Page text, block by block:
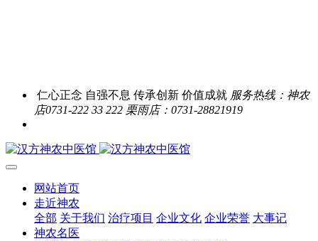
仁心正念 自强不息 传承创新 价值成就 服务热线：神农
店0731-222 33 222 栗雨店：0731-28821919
网站首页
走近神农
全部 关于我们 治疗项目 企业文化 企业荣誉 大事记
神农名医